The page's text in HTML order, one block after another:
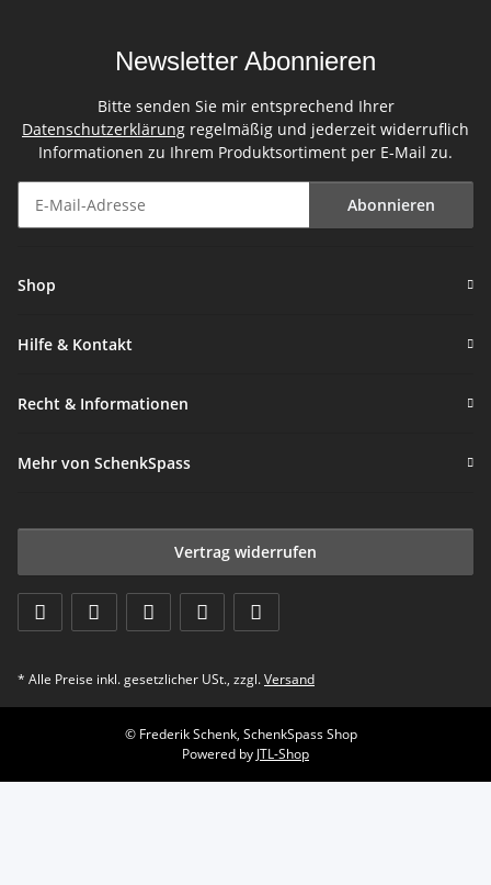
Newsletter Abonnieren
Bitte senden Sie mir entsprechend Ihrer
Datenschutzerklärung regelmäßig und jederzeit widerruflich
Informationen zu Ihrem Produktsortiment per E-Mail zu.
Abonnieren
Shop
Hilfe & Kontakt
Recht & Informationen
Mehr von SchenkSpass
Vertrag widerrufen
* Alle Preise inkl. gesetzlicher USt., zzgl.Versand
© Frederik Schenk, SchenkSpass Shop
Powered by JTL-Shop